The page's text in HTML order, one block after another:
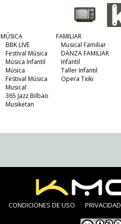
MÚSICA
BBK LIVE
Festival Música
Música Infantil
Música
Festival Música
Musical
365 Jazz Bilbao
Musiketan
FAMILIAR
Musical Familiar
DANZA FAMILIAR
Infantil
Taller Infantil
Opera Txiki
CONDICIONES DE USO PRIVACIDAD